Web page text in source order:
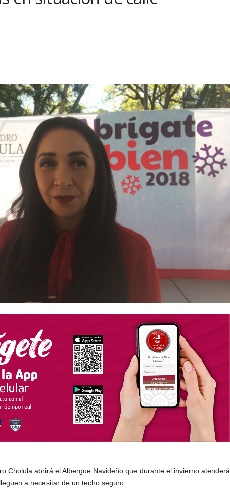
Cholula abrirá el Albergue Navideño que durante el invierno atenderá
a necesitar de un techo seguro.